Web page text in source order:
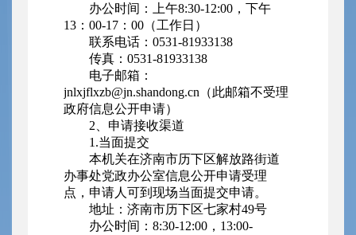
办公时间：上午8:30-12:00，下午
13：00-17：00（工作日）
联系电话：0531-81933138
传真：0531-81933138
电子邮箱：
jnlxjflxzb@jn.shandong.cn （此邮箱不受理
政府信息公开申请）
2、申请接收渠道
1.当面提交
本机关在济南市历下区解放路街道
办事处党政办公室信息公开申请受理
点，申请人可到现场当面提交申请。
地址：济南市历下区七家村49号
办公时间：8:30-12:00，13:00-